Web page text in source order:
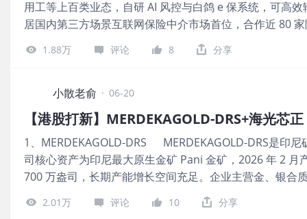
B，公开发售初始份额是10%，不设回拨机制。目前申购
了，前面的打新资金还没释放。总共有7247手，货很少
毒素提供商和出口商，保荐人
用工等上百类业态，自研 AI 风控与白鸽 e 保系统，可高
居国内第三方场景互联网保险中介市场首位，合作近 80
通企业、保险公司与大众的保障服务链路。 公司6月18
股，最低认购4096.91港元，市值50.02亿~65.02亿港元
只保荐过三个项目首日都是上涨的，保荐人整体业绩非
2. LP和柯家琪先生；基石合计共认购2000万港元，占
年的营收分别是6.6亿、9.14亿、12.27亿，2025年营收
万、-2771.2万、-4666.9万，2025年的净利润同比增长-
5.98亿，发行比例是10.4%，基石锁定3.34%，那么流
开发售初始份额是10%，不设回拨机制。目前申购倍数是
中签率会很低。 申购策略：
1.88万 评论 8 分享
小散老俞 · 06-20
【港股打新】MERDEKAGOLD-DRS+海光芯
1、MERDEKAGOLD-DRS MERDEKAGOLD-DRS是印
司核心资产为印尼最大原生金矿 Pani 金矿，2026 年 2
700 万盎司，长期产能增长空间充足。企业主营金、银合
2030 年产量跻身亚洲前列 公司6月17日开始招股，招
元，市值391.85亿港元，发行数量8966.86万股，属于
2.01万 评论 10 分享